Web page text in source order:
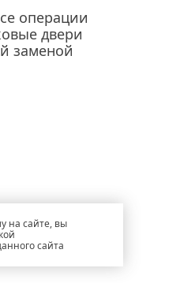
операции
двери
заменой
на сайте, вы
сайта